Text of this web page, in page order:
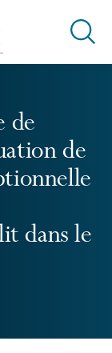
Ouvrir
de
de
dans le